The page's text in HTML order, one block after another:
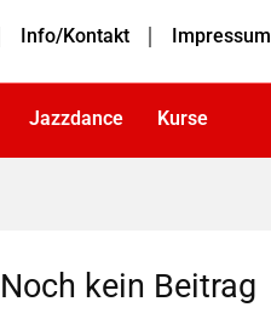
Info/Kontakt Impressum
Jazzdance Kurse
Noch kein Beitrag